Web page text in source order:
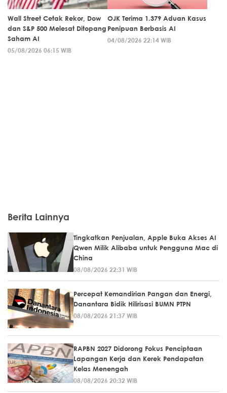
Wall Street Cetak Rekor, Dow
dan S&P 500 Melesat Ditopang
Saham AI
05/08/2026 06:15 WIB
OJK Terima 1.379 Aduan Kasus
Penipuan Berbasis AI
04/08/2026 22:14 WIB
Berita Lainnya
Tingkatkan Penjualan, Apple Buka Akses AI
Qwen Milik Alibaba untuk Pengguna Mac di
China
08/08/2026 22:31 WIB
Percepat Kemandirian Pangan dan Energi,
Danantara Bidik Hilirisasi BUMN PTPN
08/08/2026 21:37 WIB
RAPBN 2027 Didorong Fokus Penciptaan
Lapangan Kerja dan Kerek Pendapatan
Kelas Menengah
08/08/2026 20:32 WIB